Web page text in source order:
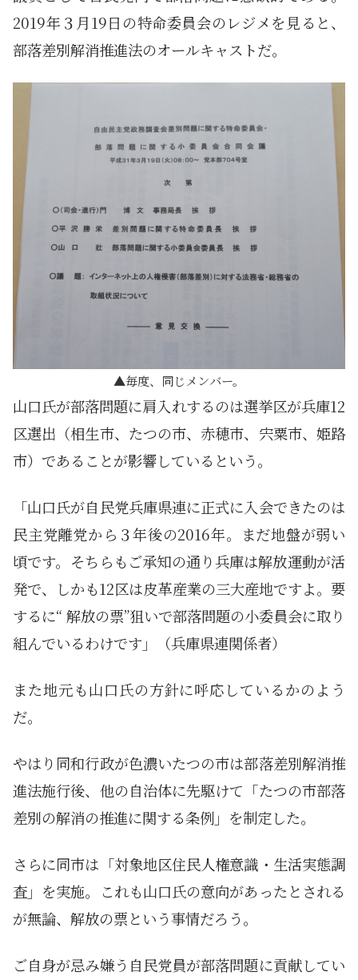
2019年３月19日の特命委員会のレジメを見ると、
部落差別解消推進法のオールキャストだ。
毎度、同じメンバー。
山口氏が部落問題に肩入れするのは選挙区が兵庫12
区選出（相生市、たつの市、赤穂市、宍粟市、姫路
市）であることが影響しているという。
「山口氏が自民党兵庫県連に正式に入会できたのは
民主党離党から３年後の2016年。まだ地盤が弱い
頃です。そちらもご承知の通り兵庫は解放運動が活
発で、しかも12区は皮革産業の三大産地ですよ。要
するに“ 解放の票”狙いで部落問題の小委員会に取り
組んでいるわけです」（兵庫県連関係者）
また地元も山口氏の方針に呼応しているかのよう
だ。
やはり同和行政が色濃いたつの市は部落差別解消推
進法施行後、他の自治体に先駆けて「たつの市部落
差別の解消の推進に関する条例」を制定した。
さらに同市は「対象地区住民人権意識・生活実態調
査」を実施。これも山口氏の意向があったとされる
が無論、解放の票という事情だろう。
ご自身が忌み嫌う自民党員が部落問題に貢献してい